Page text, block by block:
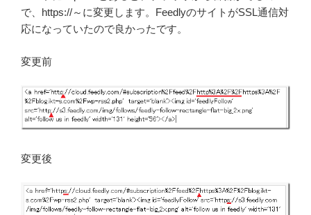
で、https://～に変更します。FeedlyのサイトがSSL通信対
応になっていたので良かったです。
変更前
変更後